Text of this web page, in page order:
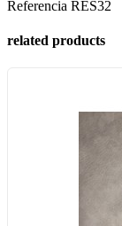
Referencia RES32
related products